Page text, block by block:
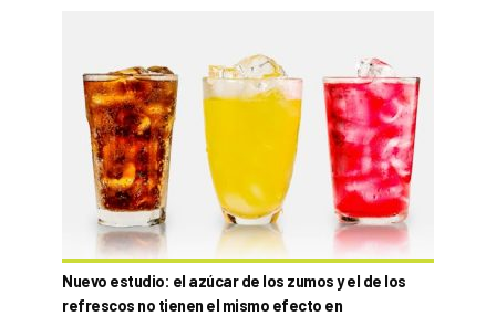
Nuevo estudio: el azúcar de los zumos y el de los
refrescos no tienen el mismo efecto en